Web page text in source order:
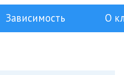
Зависимость О